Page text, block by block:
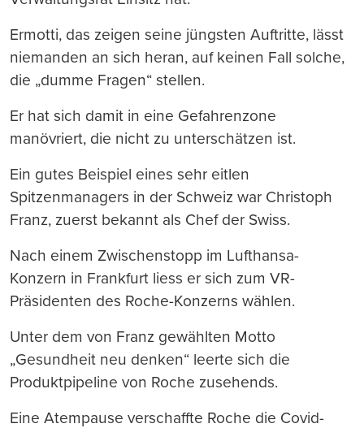
Ermotti, das zeigen seine jüngsten Auftritte, lässt
niemanden an sich heran, auf keinen Fall solche,
die „dumme Fragen“ stellen.
Er hat sich damit in eine Gefahrenzone
manövriert, die nicht zu unterschätzen ist.
Ein gutes Beispiel eines sehr eitlen
Spitzenmanagers in der Schweiz war Christoph
Franz, zuerst bekannt als Chef der Swiss.
Nach einem Zwischenstopp im Lufthansa-
Konzern in Frankfurt liess er sich zum VR-
Präsidenten des Roche-Konzerns wählen.
Unter dem von Franz gewählten Motto
„Gesundheit neu denken“ leerte sich die
Produktpipeline von Roche zusehends.
Eine Atempause verschaffte Roche die Covid-